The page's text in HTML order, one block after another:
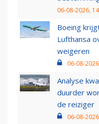
06-08-2026,
Boeing
Lufthansa
weigeren
06-08-
Analyse
duurder
de reiziger
06-08-